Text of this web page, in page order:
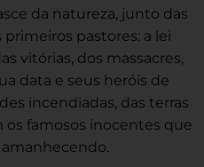
da natureza, junto das
pastores: a lei
vitórias, dos massacres,
data e seus heróis de
incendiadas, das terras
os famosos inocentes que